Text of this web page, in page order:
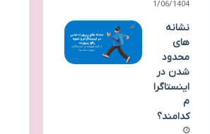
21/06/1404
نشانه
های
محدود
شدن در
اینستاگرا
م
کدامند؟